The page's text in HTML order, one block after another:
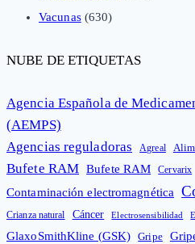
Vacunas(630)
NUBE DE ETIQUETAS
Agencia Española de
(AEMPS)
Agencias reguladoras
Agreal
Bufete RAM Bufete RAM Cervarix
Contaminación electromagnética
Crianza natural Cáncer Electrosensibilidad
GlaxoSmithKline (GSK) Gripe